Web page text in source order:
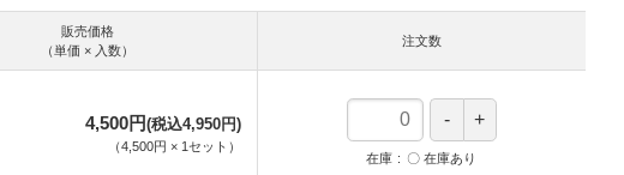
販売価格
（単価 × 入数）
注文数
4,500円(税込4,950円)
（4,500円 × 1 セット ）
在庫 〇 在庫あり